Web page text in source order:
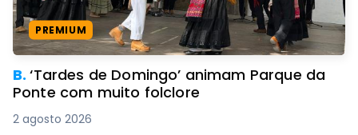
PREMIUM
B.‘Tardes de Domingo’ animam Parque da
Ponte com muito folclore
2 agosto 2026